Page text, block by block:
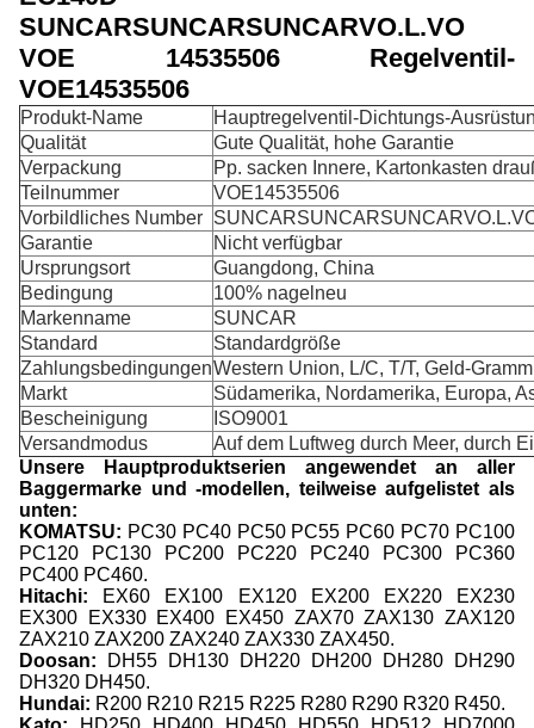
SUNCARSUNCARSUNCARVO.L.VO
VOE 14535506 Regelventil-
VOE14535506
Produkt-Name
Hauptregelventil-Dichtungs-
Qualität
Gute Qualität, hohe Garantie
Verpackung
Pp. sacken Innere, Kartonkasten
Teilnummer
VOE14535506
Vorbildliches Number
Garantie
Nicht verfügbar
Ursprungsort
Guangdong, China
Bedingung
100% nagelneu
Markenname
SUNCAR
Standard
Standardgröße
ZahlungsbedingungenWestern Union, L/C, T/T, Geld-
Markt
Südamerika, Nordamerika, Europa,
Bescheinigung
ISO9001
Versandmodus
Auf dem Luftweg durch Meer, durch
Unsere Hauptproduktserien angewendet an aller
Baggermarke und -modellen, teilweise aufgelistet als
unten:
KOMATSU: PC30 PC40 PC50 PC55 PC60 PC70 PC100
PC120 PC130 PC200 PC220 PC240 PC300 PC360
PC400 PC460.
Hitachi: EX60 EX100 EX120 EX200 EX220 EX230
EX300 EX330 EX400 EX450 ZAX70 ZAX130 ZAX120
ZAX210 ZAX200 ZAX240 ZAX330 ZAX450.
Doosan: DH55 DH130 DH220 DH200 DH280 DH290
DH320 DH450.
Hundai: R200 R210 R215 R225 R280 R290 R320 R450.